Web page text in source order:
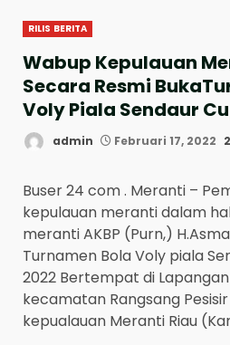
RILIS BERITA
Wabup Kepulauan
Secara Resmi
Voly Piala Sendaur
admin Februari 17, 2022
Buser 24 com . Meranti –
kepulauan meranti dalam
meranti AKBP (Purn,)
Turnamen Bola Voly piala
2022 Bertempat di
kecamatan Rangsang
kepualauan Meranti Riau